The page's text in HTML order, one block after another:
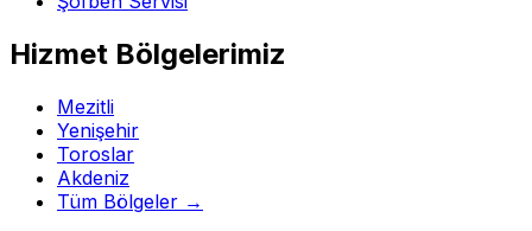
Hizmet Bölgelerimiz
Mezitli
Yenişehir
Toroslar
Akdeniz
Tüm Bölgeler →